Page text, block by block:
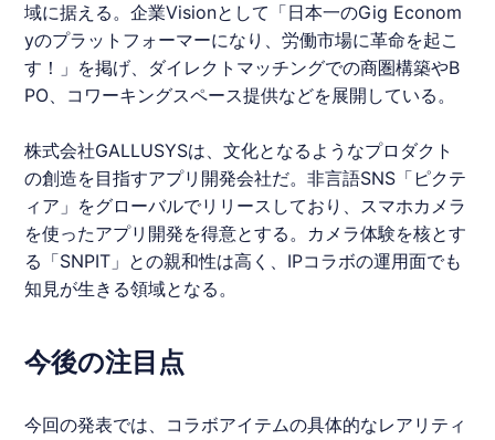
域に据える。企業Visionとして「日本一のGig Econom
yのプラットフォーマーになり、労働市場に革命を起こ
す！」を掲げ、ダイレクトマッチングでの商圏構築やB
PO、コワーキングスペース提供などを展開している。
株式会社GALLUSYSは、文化となるようなプロダクト
の創造を目指すアプリ開発会社だ。非言語SNS「ピクテ
ィア」をグローバルでリリースしており、スマホカメラ
を使ったアプリ開発を得意とする。カメラ体験を核とす
る「SNPIT 」との親和性は高く、IPコラボの運用面でも
知見が生きる領域となる。
今後の注目点
今回の発表では、 コラボアイテムの具体的なレアリティ